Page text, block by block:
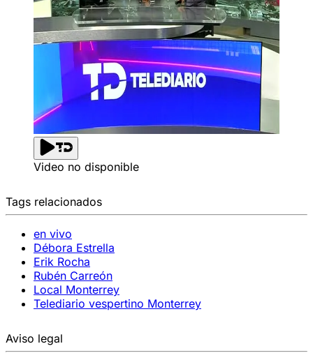
Video no disponible
Tags relacionados
en vivo
Débora Estrella
Erik Rocha
Rubén Carreón
Local Monterrey
Telediario vespertino Monterrey
Aviso legal